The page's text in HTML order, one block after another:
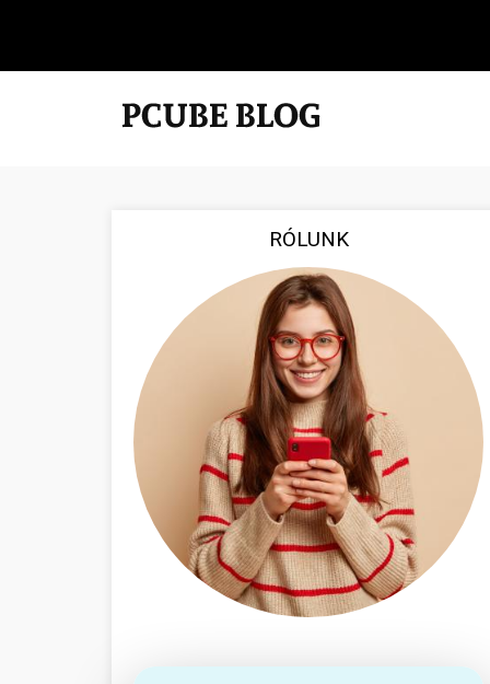
RÓLUNK